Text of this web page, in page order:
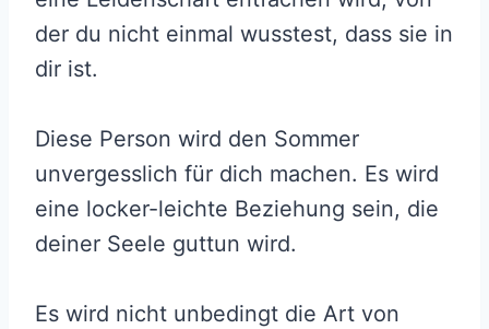
der du nicht einmal wusstest, dass sie in
dir ist.
Diese Person wird den Sommer
unvergesslich für dich machen. Es wird
eine locker-leichte Beziehung sein, die
deiner Seele guttun wird.
Es wird nicht unbedingt die Art von